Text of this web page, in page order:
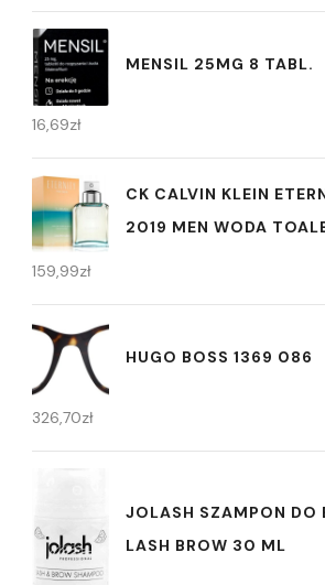
MENSIL 25MG 8 TABL.
16,69zł
CK CALVIN KLEIN
2019 MEN WODA
159,99zł
HUGO BOSS 1369 086
326,70zł
JOLASH SZAMPON DO
LASH BROW 30 ML